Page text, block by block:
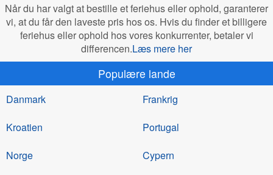
Når du har valgt at bestille et feriehus eller ophold, garanterer
vi, at du får den laveste pris hos os. Hvis du finder et billigere
feriehus eller ophold hos vores konkurrenter, betaler vi
differencen.Læs mere her
Populære lande
Danmark
Kroatien
Norge
Frankrig
Portugal
Cypern